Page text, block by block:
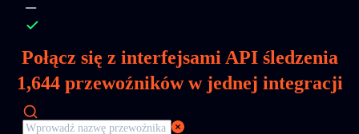
Połącz się z interfejsami API śledzenia
1,644przewoźników w jednej integracji